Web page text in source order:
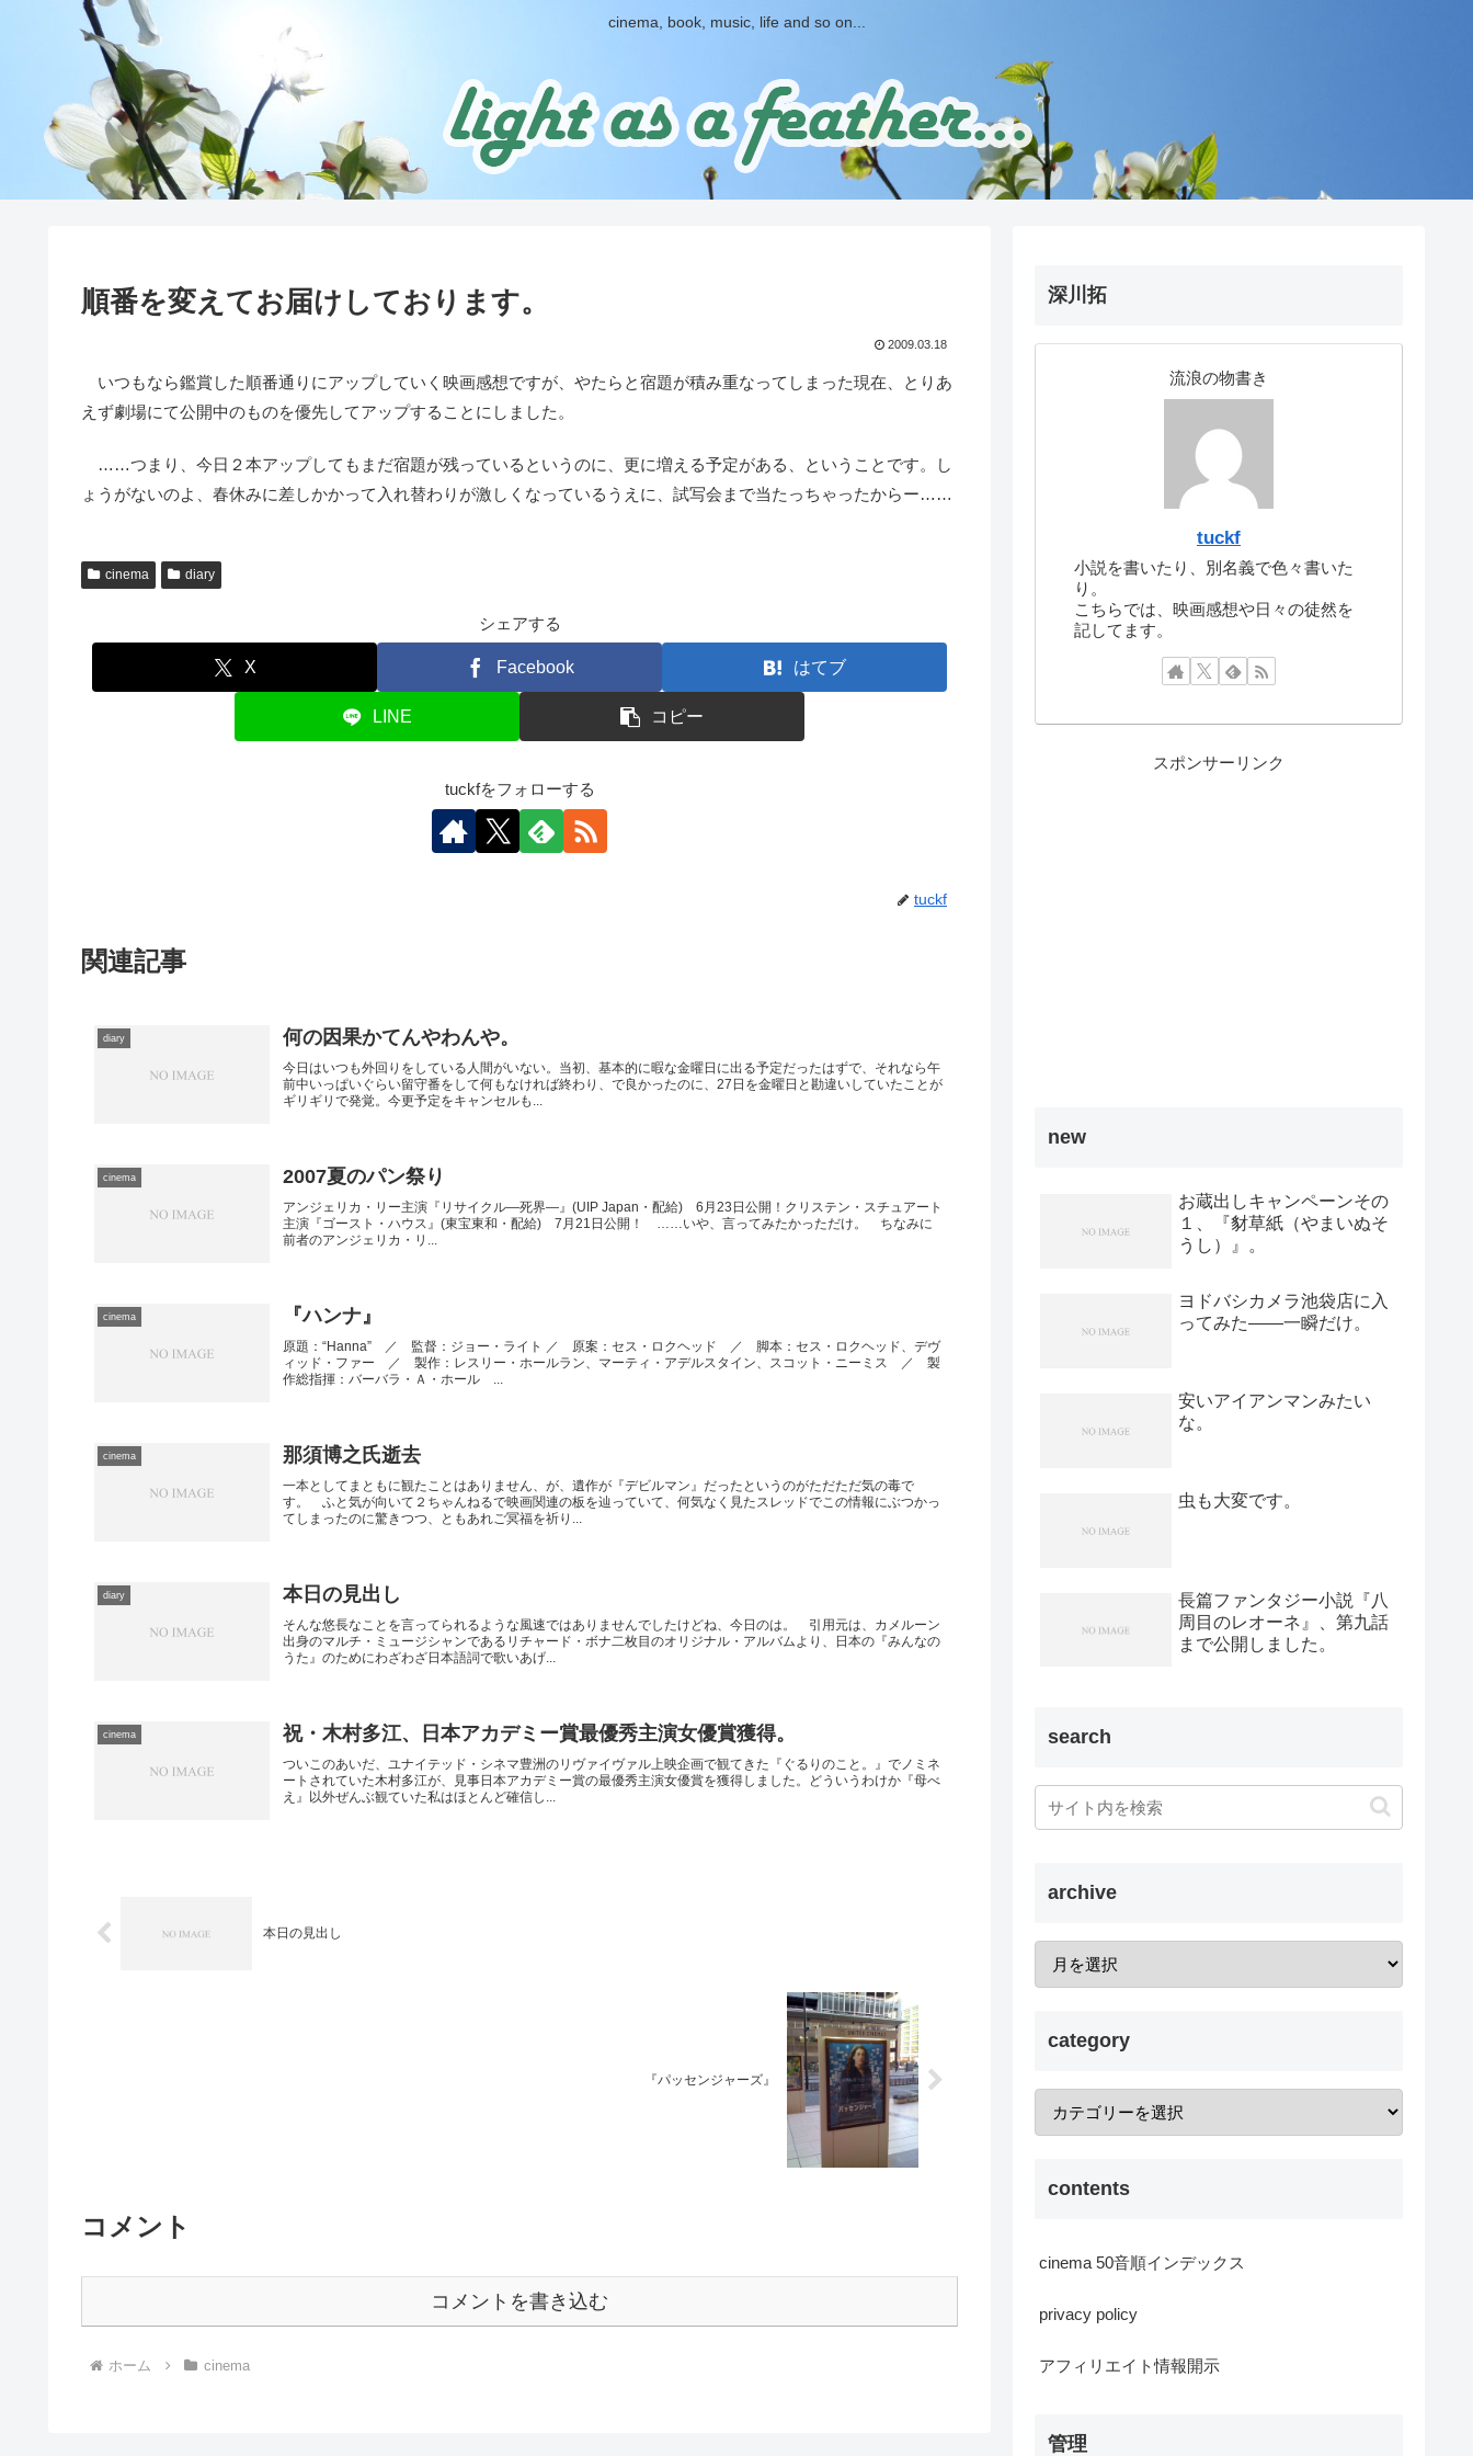
cinema, book, music, life and so on...
順番を変えてお届けしております。
2009.03.18
いつもなら鑑賞した順番通りにアップしていく映画感想ですが、やたらと宿題が積み重なってしまった現在、とりあ
えず劇場にて公開中のものを優先してアップすることにしました。
……つまり、今日２本アップしてもまだ宿題が残っているというのに、更に増える予定がある、ということです。し
ょうがないのよ、春休みに差しかかって入れ替わりが激しくなっているうえに、試写会まで当たっちゃったからー……
cinema diary
シェアする
X Facebook はてブ
LINE コピー
tuckfをフォローする
tuckf
関連記事
diary 何の因果かてんやわんや。
今日はいつも外回りをしている人間がいない。当初、基本的に暇な金曜日に出る予定だったはずで、それなら午
前中いっぱいぐらい留守番をして何もなければ終わり、で良かったのに、27日を金曜日と勘違いしていたことが
ギリギリで発覚。今更予定をキャンセルも...
cinema 2007夏のパン祭り
アンジェリカ・リー主演『リサイクル―死界―』(UIP Japan・配給) 6月23日公開！クリステン・スチュアート
主演『ゴースト・ハウス』(東宝東和・配給) 7月21日公開！ ……いや、言ってみたかっただけ。 ちなみに
前者のアンジェリカ・リ...
cinema 『ハンナ』
原題：“Hanna” ／ 監督：ジョー・ライト ／ 原案：セス・ロクヘッド ／ 脚本：セス・ロクヘッド、デヴ
ィッド・ファー ／ 製作：レスリー・ホールラン、マーティ・アデルスタイン、スコット・ニーミス ／ 製
作総指揮：バーバラ・Ａ・ホール ...
cinema 那須博之氏逝去
一本としてまともに観たことはありません、が、遺作が『デビルマン』だったというのがただただ気の毒で
す。 ふと気が向いて２ちゃんねるで映画関連の板を辿っていて、何気なく見たスレッドでこの情報にぶつかっ
てしまったのに驚きつつ、ともあれご冥福を祈り...
diary 本日の見出し
そんな悠長なことを言ってられるような風速ではありませんでしたけどね、今日のは。 引用元は、カメルーン
出身のマルチ・ミュージシャンであるリチャード・ボナ二枚目のオリジナル・アルバムより、日本の『みんなの
うた』のためにわざわざ日本語詞で歌いあげ...
cinema 祝・木村多江、日本アカデミー賞最優秀主演女優賞獲得。
ついこのあいだ、ユナイテッド・シネマ豊洲のリヴァイヴァル上映企画で観てきた『ぐるりのこと。』でノミネ
ートされていた木村多江が、見事日本アカデミー賞の最優秀主演女優賞を獲得しました。どういうわけか『母べ
え』以外ぜんぶ観ていた私はほとんど確信し...
本日の見出し
『パッセンジャーズ』
コメント
コメントを書き込む
ホーム cinema
深川拓
流浪の物書き
tuckf
小説を書いたり、別名義で色々書いた
り。
こちらでは、映画感想や日々の徒然を
記してます。
スポンサーリンク
new
お蔵出しキャンペーンその
１、『豺草紙（やまいぬそ
うし）』。
ヨドバシカメラ池袋店に入
ってみた――一瞬だけ。
安いアイアンマンみたい
な。
虫も大変です。
長篇ファンタジー小説『八
周目のレオーネ』、第九話
まで公開しました。
search
archive
category
contents
cinema 50音順インデックス
privacy policy
アフィリエイト情報開示
管理